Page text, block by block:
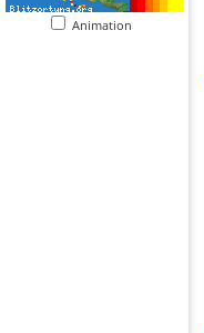
Animation